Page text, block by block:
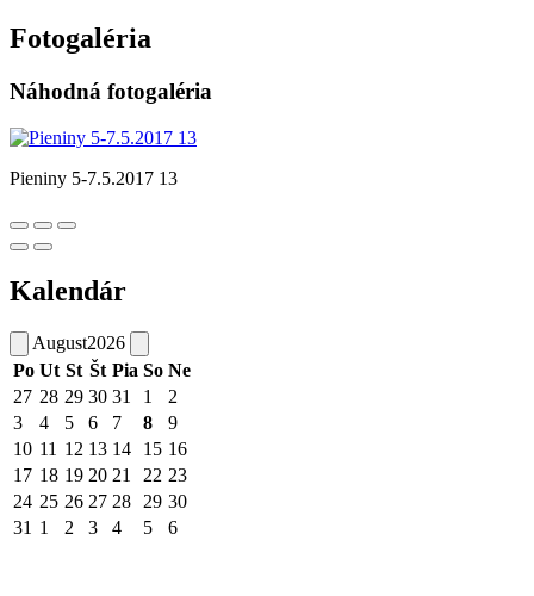
Fotogaléria
Náhodná fotogaléria
Pieniny 5-7.5.2017 13
Kalendár
August2026
Po Ut St Št Pia So Ne
27 28 29 30 31 1
2
3
4 5 6 7 8
9
10 11 12 13 14 15 16
17 18 19 20 21 22 23
24 25 26 27 28 29 30
31 1 2 3 4 5 6